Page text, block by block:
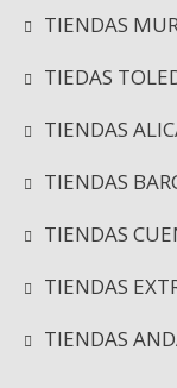
TIENDAS
TIEDAS
TIENDAS
TIENDAS
TIENDAS
TIENDAS
TIENDAS